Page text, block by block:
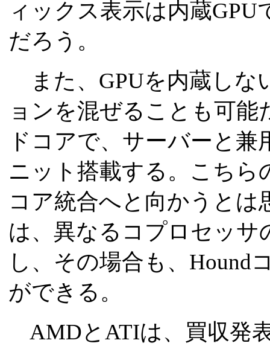
ィックス表示は内蔵
だろう。
また、GPUを内蔵しな
ョンを混ぜることも可
ドコアで、サーバーと
ニット搭載する。こちら
コア統合へと向かうと
は、異なるコプロセッサ
し、その場合も、Hound
ができる。
AMDとATIは、買収発